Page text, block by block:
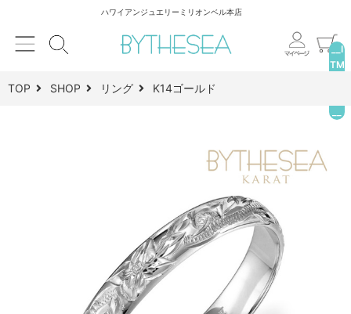
ハワイアンジュエリーミリオンベル本店
__I
TM
TOP SHOP リング K14ゴールド